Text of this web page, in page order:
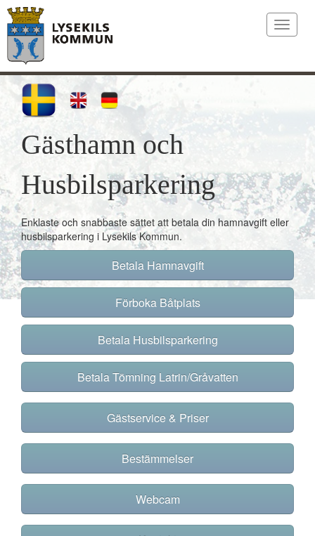
Toggle
Gästhamn och
Husbilsparkering
Enklaste och snabbaste sättet att betala din hamnavgift eller
husbilsparkering i Lysekils Kommun.
Betala Hamnavgift
Förboka Båtplats
Betala Husbilsparkering
Betala Tömning Latrin/Gråvatten
Gästservice & Priser
Bestämmelser
Webcam